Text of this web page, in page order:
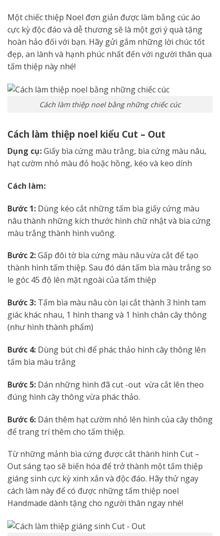
Một chiếc thiệp Noel đơn giản được làm bằng cúc áo
cực kỳ độc đáo và dễ thương sẽ là một gợi ý quà tặng
hoàn hảo đối với bạn. Hãy gửi gắm những lời chúc tốt
đẹp, an lành và hạnh phúc nhất đến với người thân qua
tấm thiệp này nhé!
Cách làm thiệp noel bằng những chiếc cúc
Cách làm thiệp noel kiểu Cut – Out
Dụng cụ:Giấy bìa cứng màu trắng, bìa cứng màu nâu,
hạt cườm nhỏ màu đỏ hoặc hồng, kéo và keo dính
Cách làm:
Bước 1: Dùng kéo cắt những tấm bìa giấy cứng màu
nâu thành những kích thước hình chữ nhật và bìa cứng
màu trắng thành hình vuông.
Bước 2:Gấp đôi tờ bìa cứng màu nâu vừa cắt để tạo
thành hình tấm thiệp. Sau đó dán tấm bìa màu trắng so
le góc 45 độ lên mặt ngoài của tấm thiệp
Bước 3: Tấm bìa màu nâu còn lại cắt thành 3 hình tam
giác khác nhau, 1 hình thang và 1 hình chân cây thông
(như hình thành phẩm)
Bước 4: Dùng bút chì để phác thảo hình cây thông lên
tấm bìa màu trắng
Bước 5: Dán những hình đã cut -out vừa cắt lên theo
đúng hình cây thông vừa phác thảo.
Bước 6: Dán thêm hạt cườm nhỏ lên hình của cây thông
để trang trí thêm cho tấm thiệp.
Từ những mảnh bìa cứng được cắt thành hình Cut –
Out sáng tạo sẽ biến hóa để trở thành một tấm thiệp
giáng sinh cực kỳ xinh xắn và độc đáo. Hãy thử ngay
cách làm này để có được những tấm thiệp noel
Handmade dành tặng cho người thân ngay nhé!